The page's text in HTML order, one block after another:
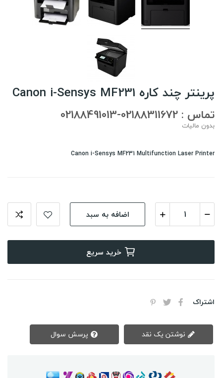
پرینتر چند کاره Canon i-Sensys MF231
تماس : 02188311672-02188491013
بدون مالیات
Canon i-Sensys MF231 Multifunction Laser Printer
اضافه به سبد
خرید سریع
اشتراک